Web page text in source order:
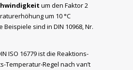
um den Faktor 2
um 10 °C
Beispiele sind in DIN 10968, Nr.
ISO 16779 ist die Reaktions-
Temperatur-Regel nach van’t